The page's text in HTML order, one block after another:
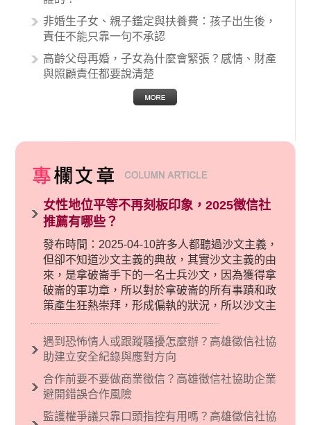
非婚生子女、親子鑑定與扶養費：孩子出生後，
責任不能只靠一句不承認
高齡父母再婚，子女為什麼會緊張？感情、財產
與照顧責任都要說清楚
女性地位平等不再刻板印象，2025徵信社
推薦有哪些？
發布時間：2025-04-10許多人都聽過沙文主義，
但卻不知道沙文主義的典故，其實沙文主義的由
來，是拿破崙手下的一名士兵沙文，因為獲得拿
破崙的軍功章，所以對於拿破崙的所有事蹟和政
策產生狂熱崇拜，形成偏執的狀況，所以沙文主
義後來就被拿來暗指偏見和歧視，而且有沙文主
義傾向的人，通常對於自己的國家和民族有超強
烈的卓越感，因而瞧不起其他國家的人，所以沙
現了男性沙文…
遇到恐怖情人或跟蹤騷擾怎麼辦？高雄徵信社協
助建立安全紀錄與應對方向
合作前要不要做商業徵信？高雄徵信社協助企業
避開錯誤合作風險
監護權爭議只靠口頭指控有用嗎？高雄徵信社協